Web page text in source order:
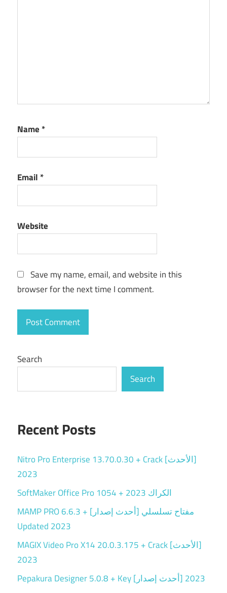
Name *
Email *
Website
Save my name, email, and website in this
browser for the next time I comment.
Search
Search
Recent Posts
Nitro Pro Enterprise 13.70.0.30 + Crack [الأحدث]
2023
SoftMaker Office Pro 1054 + الكراك 2023
MAMP PRO 6.6.3 + مفتاح تسلسلي [أحدث إصدار]
Updated 2023
MAGIX Video Pro X14 20.0.3.175 + Crack [الأحدث]
2023
Pepakura Designer 5.0.8 + Key [أحدث إصدار] 2023